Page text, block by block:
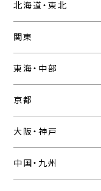
北海道・東北
関東
東海・中部
京都
大阪・神戸
中国・九州